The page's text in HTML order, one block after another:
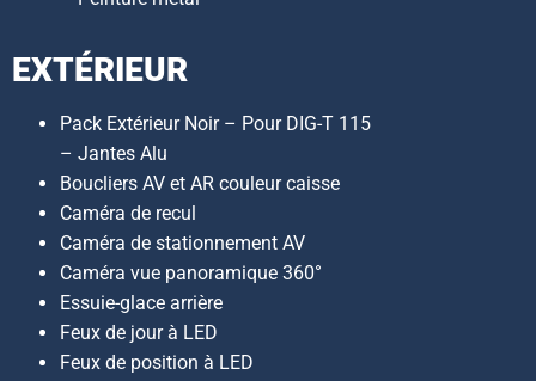
EXTÉRIEUR
Pack Extérieur Noir – Pour DIG-T 115
– Jantes Alu
Boucliers AV et AR couleur caisse
Caméra de recul
Caméra de stationnement AV
Caméra vue panoramique 360°
Essuie-glace arrière
Feux de jour à LED
Feux de position à LED